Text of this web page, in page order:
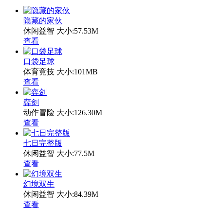
隐藏的家伙
休闲益智 大小:57.53M
查看
口袋足球
体育竞技 大小:101MB
查看
弈剑
动作冒险 大小:126.30M
查看
七日完整版
休闲益智 大小:77.5M
查看
幻境双生
休闲益智 大小:84.39M
查看